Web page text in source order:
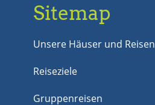
Sitemap
Unsere Häuser und Reisen
Reiseziele
Gruppenreisen